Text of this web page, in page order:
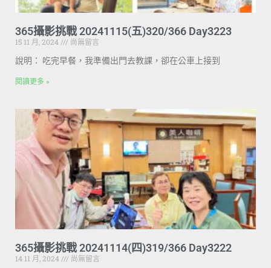
365攝影挑戰 20241115(五)320/366 Day3223
15 11 月, 2024
尚無留言
說明： 吃完早餐，我準備出門去教課，卻在公車上接到
閱讀更多 »
365攝影挑戰 20241114(四)319/366 Day3222
14 11 月, 2024
尚無留言